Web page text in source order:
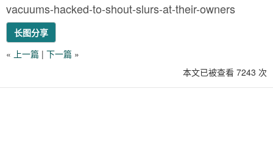
vacuums-hacked-to-shout-slurs-at-their-owners
长图分享
« 上一篇 | 下一篇 »
本文已被查看 7243 次